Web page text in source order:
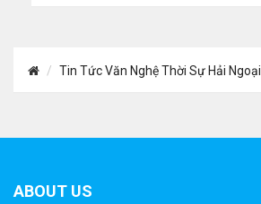
Tin Tức Văn Nghệ Thời Sự Hải Ngoại
ABOUT US